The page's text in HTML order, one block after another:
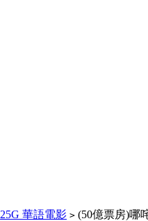
25G 華語電影 > (50億票房)哪